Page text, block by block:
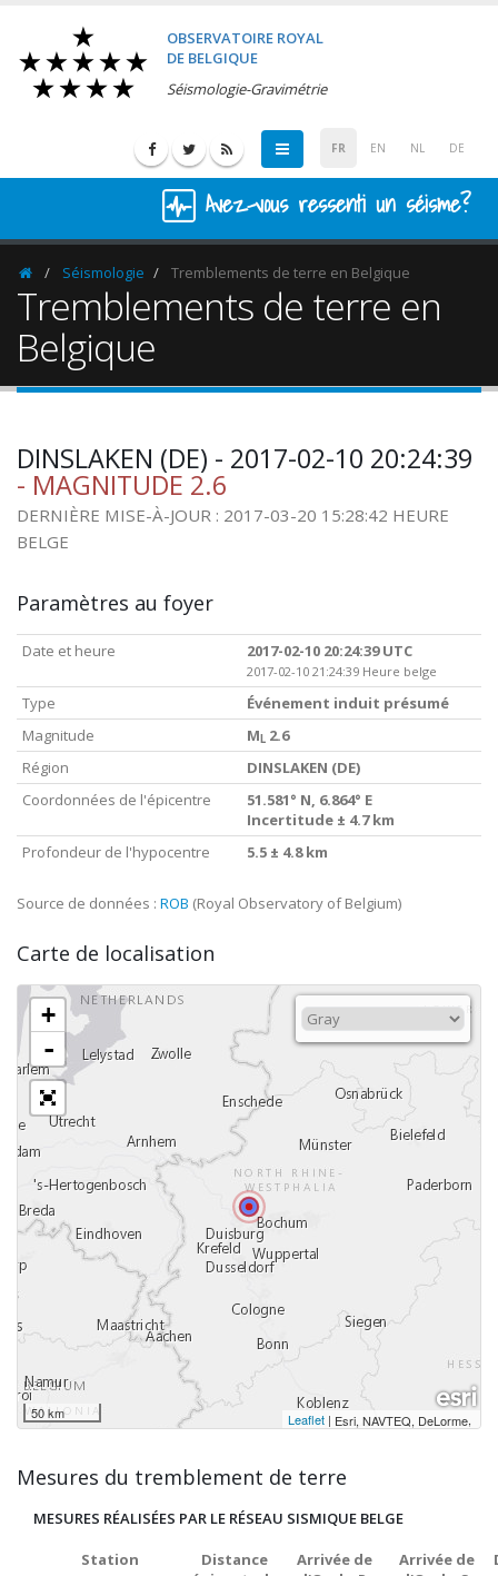
OBSERVATOIRE ROYAL
DE BELGIQUE
Séismologie-Gravimétrie
FR EN NL DE
Avez-vous ressenti un séisme?
HomepageSéismologie Tremblements de terre en Belgique
Tremblements de terre en
Belgique
DINSLAKEN (DE) - 2017-02-10 20:24:39
- MAGNITUDE 2.6
DERNIÈRE MISE-À-JOUR : 2017-03-20 15:28:42 HEURE
BELGE
Paramètres au foyer
Date et heure 2017-02-10 20:24:39 UTC
2017-02-10 21:24:39 Heure belge
Type
Événement induit présumé
Magnitude
M L 2.6
Région
DINSLAKEN (DE)
Coordonnées de l'épicentre
51.581° N, 6.864° E
Incertitude ± 4.7 km
Profondeur de l'hypocentre
5.5 ± 4.8 km
Source de données : ROB (Royal Observatory of Belgium)
Carte de localisation
+
-
50 km Leaflet | Esri, NAVTEQ, DeLorme,
Mesures du tremblement de terre
MESURES RÉALISÉES PAR LE RÉSEAU SISMIQUE BELGE
Station
Distance
Arrivée de
Arrivée de